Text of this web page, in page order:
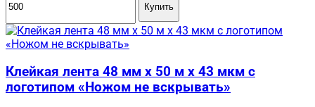
Купить
Клейкая лента 48 мм x 50 м x 43 мкм с
логотипом «Ножом не вскрывать»